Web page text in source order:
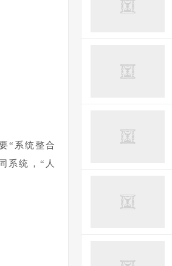
“系统整合
系统，“人